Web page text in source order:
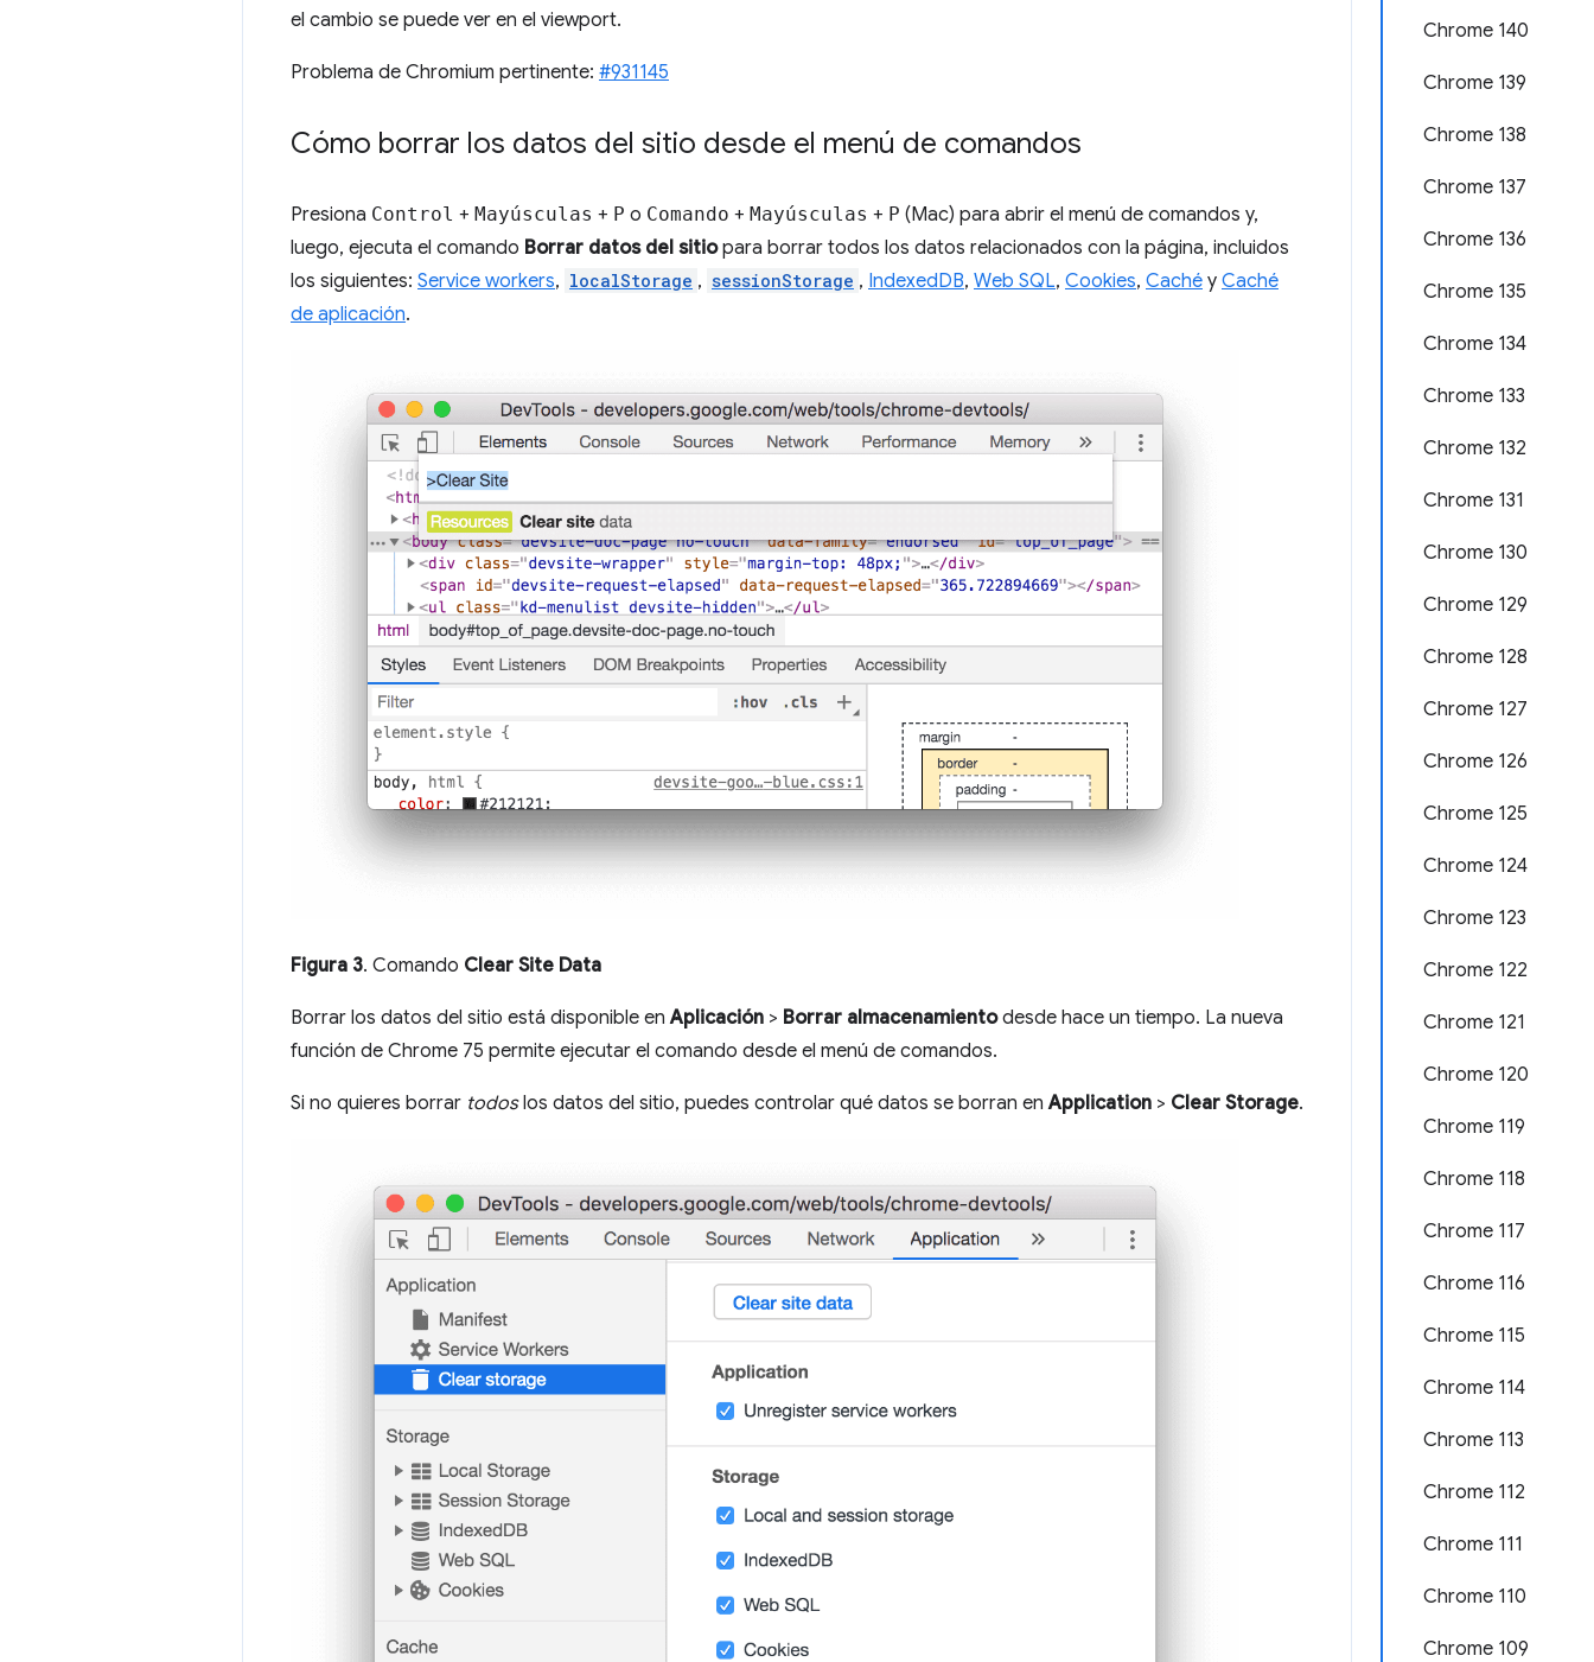
Chrome 140
Chrome 139
Chrome 138
Chrome 137
Chrome 136
Chrome 135
Chrome 134
Chrome 133
Chrome 132
Chrome 131
Chrome 130
Chrome 129
Chrome 128
Chrome 127
Chrome 126
Chrome 125
Chrome 124
Chrome 123
Chrome 122
Chrome 121
Chrome 120
Chrome 119
Chrome 118
Chrome 117
Chrome 116
Chrome 115
Chrome 114
Chrome 113
Chrome 112
Chrome 111
Chrome 110
Chrome 109
el cambio se puede ver en el viewport.
Problema de Chromium pertinente: #931145
Cómo borrar los datos del sitio desde el menú de comandos
Presiona Control + Mayúsculas + P o Comando + Mayúsculas + P (Mac) para abrir el menú de comandos y,
luego, ejecuta el comando Borrar datos del sitiopara borrar todos los datos relacionados con la página, incluidos
los siguientes: Service workers, localStorage , sessionStorage , IndexedDB, Web SQL, Cookies, Caché y Caché
de aplicación.
Figura 3. Comando Clear Site Data
Borrar los datos del sitio está disponible enAplicación > Borrar almacenamientodesde hace un tiempo. La nueva
función de Chrome 75 permite ejecutar el comando desde el menú de comandos.
Si no quieres borrar todoslos datos del sitio, puedes controlar qué datos se borran enApplication > Clear Storage.